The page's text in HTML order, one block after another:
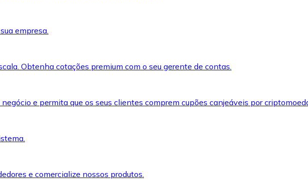
empresa.
Obtenha cotações premium com o seu gerente de contas.
e permita que os seus clientes comprem cupões canjeáveis por
e comercialize nossos produtos.